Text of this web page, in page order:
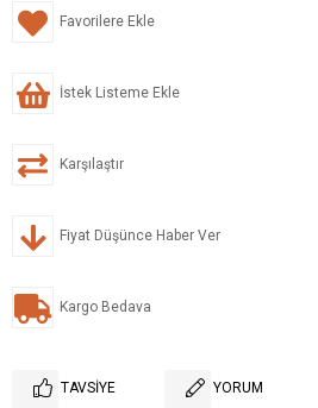
Favorilere Ekle
İstek Listeme Ekle
Karşılaştır
Fiyat Düşünce Haber Ver
Kargo Bedava
TAVSIYE YORUM